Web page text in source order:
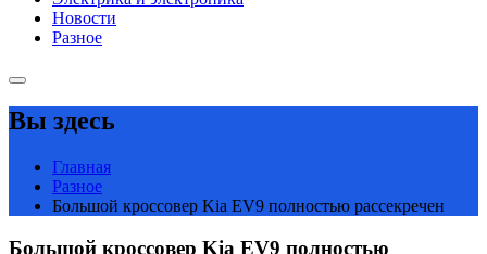
Новости
Разное
Вы здесь
Главная
Разное
Большой кроссовер Kia EV9 полностью рассекречен
Большой кроссовер Kia EV9 полностью